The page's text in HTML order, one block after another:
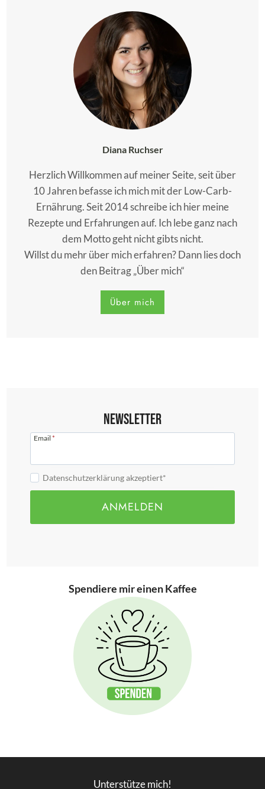
Diana Ruchser
Herzlich Willkommen auf meiner Seite, seit über
10 Jahren befasse ich mich mit der Low-Carb-
Ernährung. Seit 2014 schreibe ich hier meine
Rezepte und Erfahrungen auf. Ich lebe ganz nach
dem Motto geht nicht gibts nicht.
Willst du mehr über mich erfahren? Dann lies doch
den Beitrag „Über mich“
Über mich
Newsletter
Email *
Datenschutzerklärung akzeptiert*
ANMELDEN
Spendiere mir einen Kaffee
Unterstütze mich!